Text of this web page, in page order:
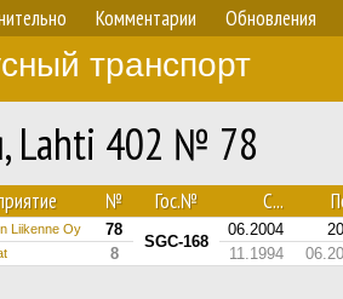
Комментарии Обновления
транспорт
Lahti 402 № 78
№ Гос.№ С...
Liikenne Oy 78
SGC-168
06.2004
8 11.1994